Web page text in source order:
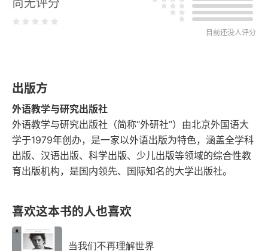
尚无评分
目前还没人评分
出版方
外语教学与研究出版社
外语教学与研究出版社（简称“外研社”）由北京外国语大
学于1979年创办，是一家以外语出版为特色，涵盖全学科
出版、汉语出版、科学出版、少儿出版等领域的综合性教
育出版机构，是国内领先、国际知名的大学出版社。
喜欢这本书的人也喜欢
当我们不再理解世界